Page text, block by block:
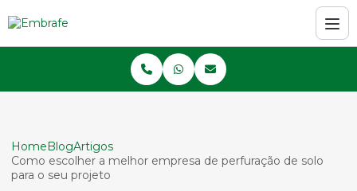
HomeBlogArtigos
Como escolher a melhor empresa de perfuração de solo
para o seu projeto